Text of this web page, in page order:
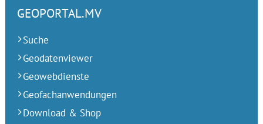
GEOPORTAL.MV
Suche
Geodatenviewer
Geowebdienste
Geofachanwendungen
Download & Shop